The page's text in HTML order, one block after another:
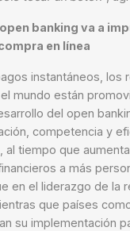
banking va a
en línea
instantáneos, los
mundo están
del open
competencia y
al tiempo que
a más
en el liderazgo de la
que países
su implementación